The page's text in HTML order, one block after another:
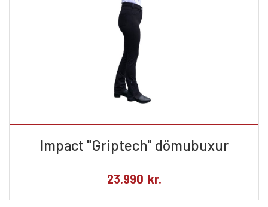
Impact "Griptech" dömubuxur
23.990 kr.